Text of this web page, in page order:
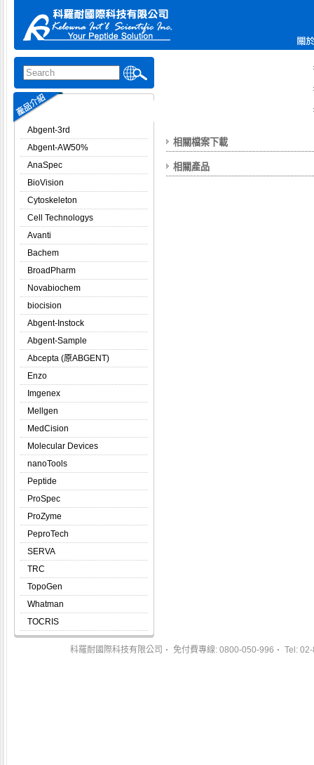
Abgent-3rd
Abgent-AW50%
AnaSpec
BioVision
Cytoskeleton
Cell Technologys
Avanti
Bachem
BroadPharm
Novabiochem
biocision
Abgent-Instock
Abgent-Sample
Abcepta (原ABGENT)
Enzo
Imgenex
Mellgen
MedCision
Molecular Devices
nanoTools
Peptide
ProSpec
ProZyme
PeproTech
SERVA
TRC
TopoGen
Whatman
TOCRIS
相關檔案下載
相關產品
科羅耐國際科技有限公司 免付費專線: 0800-050-996 Tel: